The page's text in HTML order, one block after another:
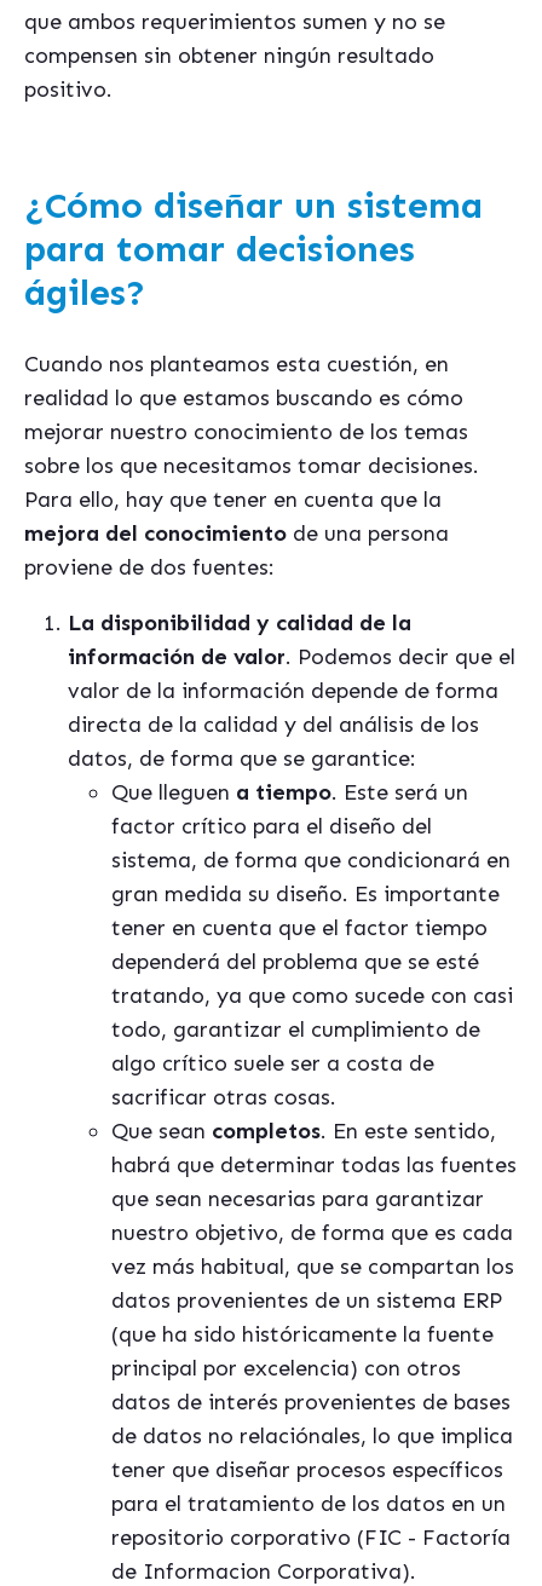
que ambos requerimientos sumen y no se
compensen sin obtener ningún resultado
positivo.
¿Cómo diseñar un sistema
para tomar decisiones
ágiles?
Cuando nos planteamos esta cuestión, en
realidad lo que estamos buscando es cómo
mejorar nuestro conocimiento de los temas
sobre los que necesitamos tomar decisiones.
Para ello, hay que tener en cuenta que la
mejora del conocimiento de una persona
proviene de dos fuentes:
La disponibilidad y calidad de la
información de valor. Podemos decir que el
valor de la información depende de forma
directa de la calidad y del análisis de los
datos, de forma que se garantice:
Que lleguen a tiempo. Este será un
factor crítico para el diseño del
sistema, de forma que condicionará en
gran medida su diseño. Es importante
tener en cuenta que el factor tiempo
dependerá del problema que se esté
tratando, ya que como sucede con casi
todo, garantizar el cumplimiento de
algo crítico suele ser a costa de
sacrificar otras cosas.
Que sean completos. En este sentido,
habrá que determinar todas las fuentes
que sean necesarias para garantizar
nuestro objetivo, de forma que es cada
vez más habitual, que se compartan los
datos provenientes de un sistema ERP
(que ha sido históricamente la fuente
principal por excelencia) con otros
datos de interés provenientes de bases
de datos no relaciónales, lo que implica
tener que diseñar procesos específicos
para el tratamiento de los datos en un
repositorio corporativo (FIC - Factoría
de Informacion Corporativa).